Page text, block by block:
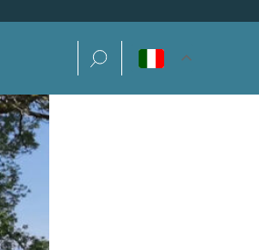
Ricerca per: